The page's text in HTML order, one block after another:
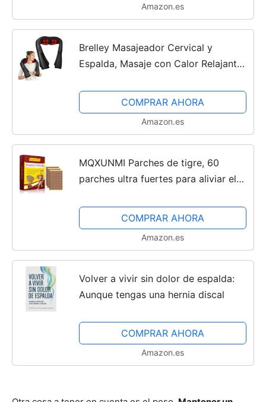
Amazon.es
Brelley Masajeador Cervical y
Espalda, Masaje con Calor Relajante,
Regalo para Mujeres y Hombres,
Mamá y Papá
COMPRAR AHORA
Amazon.es
MQXUNMI Parches de tigre, 60
parches ultra fuertes para aliviar el
dolor muscular, parches de calor
para aliviar el dolor...
COMPRAR AHORA
Amazon.es
Volver a vivir sin dolor de espalda:
Aunque tengas una hernia discal
COMPRAR AHORA
Amazon.es